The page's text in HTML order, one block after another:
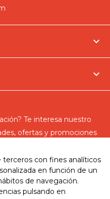


Te interesa nuestro
ofertas y promociones
terceros con fines analíticos
en función de un
de navegación.
pulsando en